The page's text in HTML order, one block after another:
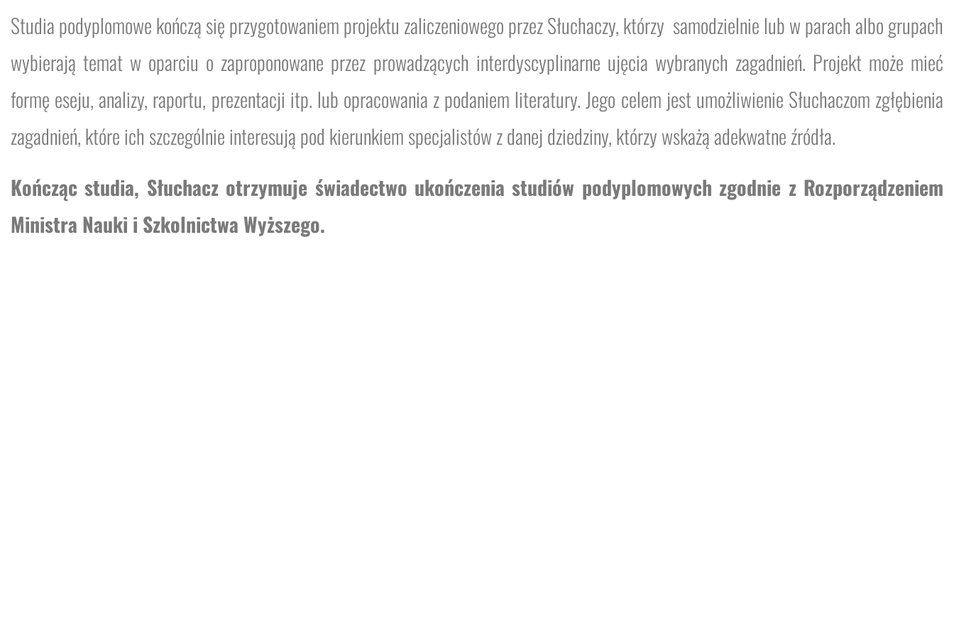
Studia podyplomowe kończą się przygotowaniem projektu zaliczeniowego przez Słuchaczy, którzy samodzielnie lub w parach albo grupach
wybierają temat w oparciu o zaproponowane przez prowadzących interdyscyplinarne ujęcia wybranych zagadnień. Projekt może mieć
formę eseju, analizy, raportu, prezentacji itp. lub opracowania z podaniem literatury. Jego celem jest umożliwienie Słuchaczom zgłębienia
zagadnień, które ich szczególnie interesują pod kierunkiem specjalistów z danej dziedziny, którzy wskażą adekwatne źródła.
Kończąc studia, Słuchacz otrzymuje świadectwo ukończenia studiów podyplomowych zgodnie z Rozporządzeniem
Ministra Nauki i Szkolnictwa Wyższego.